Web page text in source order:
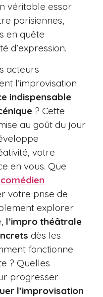
véritable essor
parisiennes,
en quête
d’expression.
acteurs
l’improvisation
indispensable
? Cette
au goût du jour
votre
en vous. Que
votre prise de
explorer
l’impro théâtrale
dès les
fonctionne
? Quelles
progresser
l’improvisation